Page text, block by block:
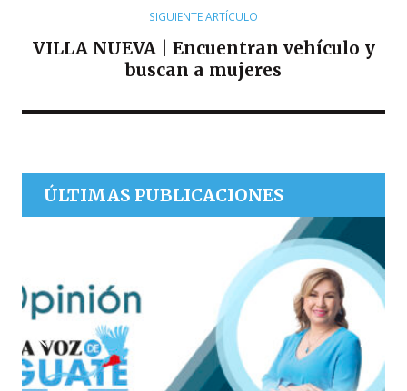
SIGUIENTE ARTÍCULO
VILLA NUEVA | Encuentran vehículo y
buscan a mujeres
ÚLTIMAS PUBLICACIONES